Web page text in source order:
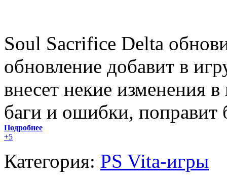
Soul Sacrifice Delta
обновление добавит в
внесет некие изменения
баги и ошибки, поправит
Подробнее
+5
Категория: PS Vita-игры